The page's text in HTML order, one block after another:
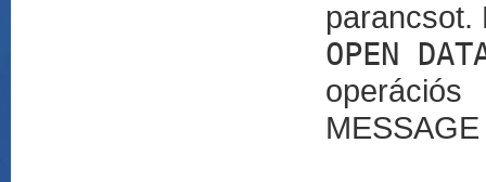
parancsot.
OPEN